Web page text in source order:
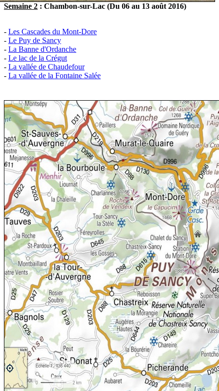
Semaine 2 : Chambon-sur-Lac (Du 06 au 13 août 2016)
- Les Cascades du Mont-Dore
- Le Puy de Sancy
- La Banne d'Ordanche
- Le lac de la Crégut
- La vallée de Chaudefour
- La vallée de la Fontaine Salée